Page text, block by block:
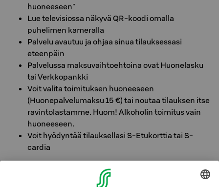
huoneeseen"
Lue televisiossa näkyvä QR-koodi omalla
puhelimen kameralla
Palvelu avautuu ja ohjaa sinua tilauksessasi
eteenpäin
Palvelussa maksuvaihtoehtoina ovat Huonelasku
tai Verkkopankki
Voit valita toimituksen huoneeseen
(Huonepalvelumaksu 15 €) tai noutaa tilauksen itse
ravintolastamme. Huom! Alkoholin toimitus vain
huoneeseen.
Voit hyödyntää tilauksellasi S-Etukorttia tai S-
cardia
Ennen saapumistasi voit tutustua ravintola Trattorian
Trattorian ruokalista